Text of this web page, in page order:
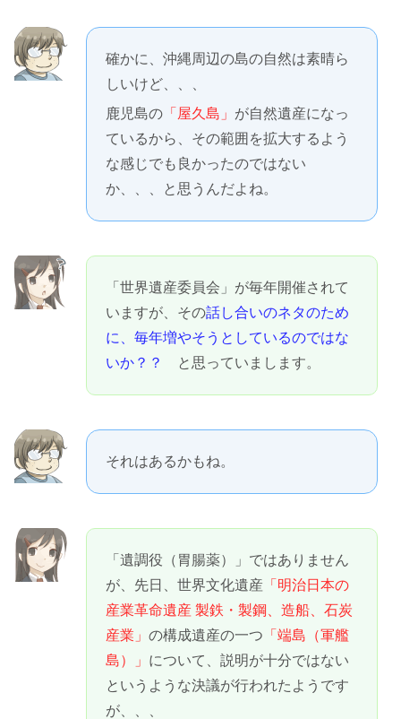
確かに、沖縄周辺の島の自然は素晴ら
しいけど、、、
鹿児島の 「屋久島」 が自然遺産になっ
ているから、その範囲を拡大するよう
な感じでも良かったのではない
か、、、と思うんだよね。
「世界遺産委員会」が毎年開催されて
いますが、その話し合いのネタのため
に、毎年増やそうとしているのではな
いか？？
と思っていまします。
それはあるかもね。
「遺調役（胃腸薬）」ではありません
が、先日、世界文化遺産 「明治日本の
産業革命遺産 製鉄・製鋼、造船、石炭
産業」 の構成遺産の一つ 「端島（軍艦
島）」 について、説明が十分ではない
というような決議が行われたようです
が、、、